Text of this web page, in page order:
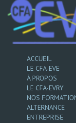
ACCUEIL
LE CFA-EVE
À PROPOS
LE CFA-EVRY
NOS
ALTERNANCE
ENTREPRISE